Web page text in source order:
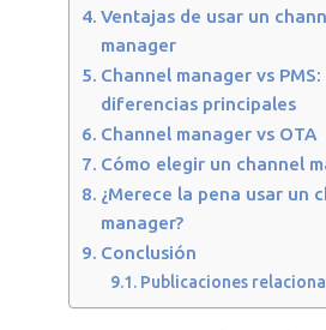
Ventajas de usar un
manager
Channel manager vs PMS:
diferencias principales
Channel manager vs OTA
Cómo elegir un channel
¿Merece la pena usar un
manager?
Conclusión
Publicaciones